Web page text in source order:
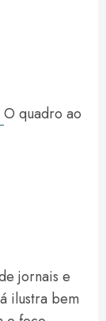
O quadro ao
jornais e
ilustra bem